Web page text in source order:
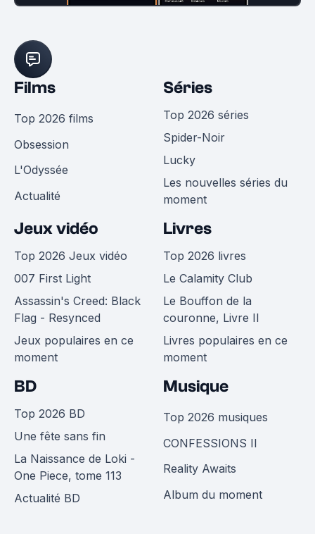
Films
Top 2026 films
Obsession
L'Odyssée
Actualité
Séries
Top 2026 séries
Spider-Noir
Lucky
Les nouvelles séries du
moment
Jeux vidéo
Top 2026 Jeux vidéo
007 First Light
Assassin's Creed: Black
Flag - Resynced
Jeux populaires en ce
moment
Livres
Top 2026 livres
Le Calamity Club
Le Bouffon de la
couronne, Livre II
Livres populaires en ce
moment
BD
Top 2026 BD
Une fête sans fin
La Naissance de Loki -
One Piece, tome 113
Actualité BD
Musique
Top 2026 musiques
CONFESSIONS II
Reality Awaits
Album du moment